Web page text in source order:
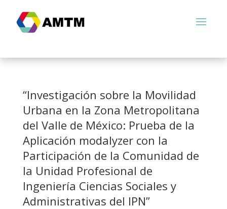
“Investigación sobre la Movilidad
Urbana en la Zona Metropolitana
del Valle de México: Prueba de la
Aplicación modalyzer con la
Participación de la Comunidad de
la Unidad Profesional de
Ingeniería Ciencias Sociales y
Administrativas del IPN”